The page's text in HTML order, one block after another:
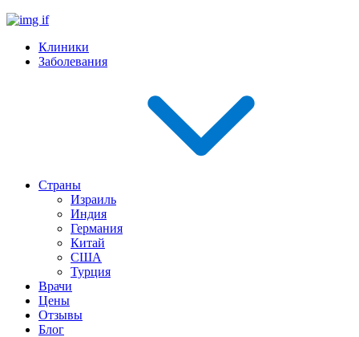
Клиники
Заболевания
Страны
Израиль
Индия
Германия
Китай
США
Турция
Врачи
Цены
Отзывы
Блог